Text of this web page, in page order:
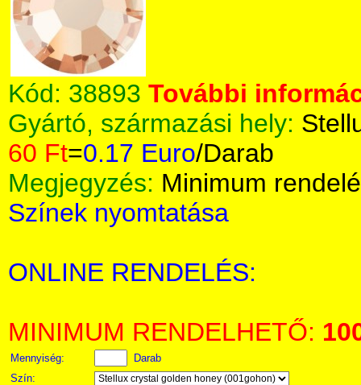
Kód: 38893 További
Gyártó, származási hely:
60 Ft=0.17 Euro/Darab
Megjegyzés: Minimum
Színek nyomtatása
ONLINE RENDELÉS:
MINIMUM RENDELHETŐ:
Mennyiség:
Darab
Szín: